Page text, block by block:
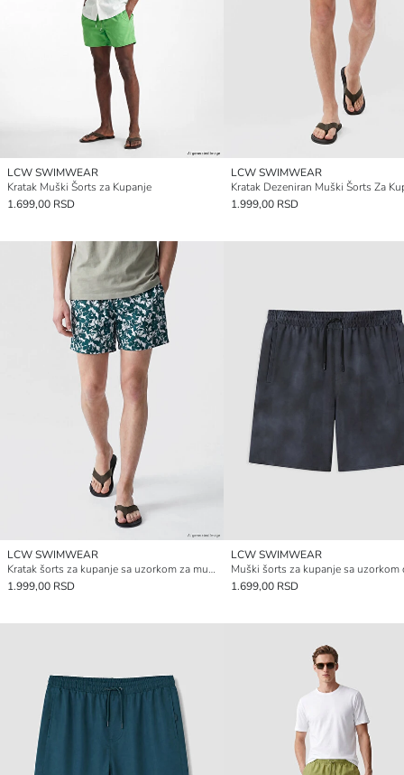
LCW SWIMWEAR
Kratak Muški Šorts za Kupanje
1.699,00 RSD
LCW SWIMWEAR
Kratak Dezeniran Muški Šorts Za
1.999,00 RSD
LCW SWIMWEAR
Kratak šorts za kupanje sa uzorkom za muškarce
1.999,00 RSD
LCW SWIMWEAR
1.699,00 RSD